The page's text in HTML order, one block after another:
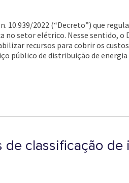
10.939/2022 (“Decreto”) que
no setor elétrico. Nesse sentido,
recursos para cobrir os
público de distribuição de
de classificação